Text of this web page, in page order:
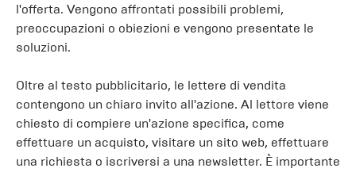
l'offerta. Vengono affrontati possibili problemi,
preoccupazioni o obiezioni e vengono presentate le
soluzioni.
Oltre al testo pubblicitario, le lettere di vendita
contengono un chiaro invito all'azione. Al lettore viene
chiesto di compiere un'azione specifica, come
effettuare un acquisto, visitare un sito web, effettuare
una richiesta o iscriversi a una newsletter. È importante